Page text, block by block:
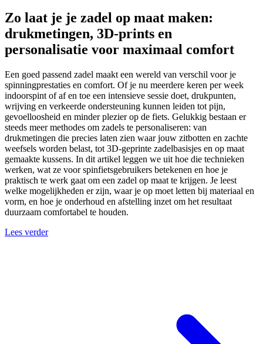
Zo laat je je zadel op maat maken:
drukmetingen, 3D‑prints en
personalisatie voor maximaal comfort
Een goed passend zadel maakt een wereld van verschil voor je
spinningprestaties en comfort. Of je nu meerdere keren per week
indoorspint of af en toe een intensieve sessie doet, drukpunten,
wrijving en verkeerde ondersteuning kunnen leiden tot pijn,
gevoelloosheid en minder plezier op de fiets. Gelukkig bestaan er
steeds meer methodes om zadels te personaliseren: van
drukmetingen die precies laten zien waar jouw zitbotten en zachte
weefsels worden belast, tot 3D‑geprinte zadelbasisjes en op maat
gemaakte kussens. In dit artikel leggen we uit hoe die technieken
werken, wat ze voor spinfietsgebruikers betekenen en hoe je
praktisch te werk gaat om een zadel op maat te krijgen. Je leest
welke mogelijkheden er zijn, waar je op moet letten bij materiaal en
vorm, en hoe je onderhoud en afstelling inzet om het resultaat
duurzaam comfortabel te houden.
Lees verder